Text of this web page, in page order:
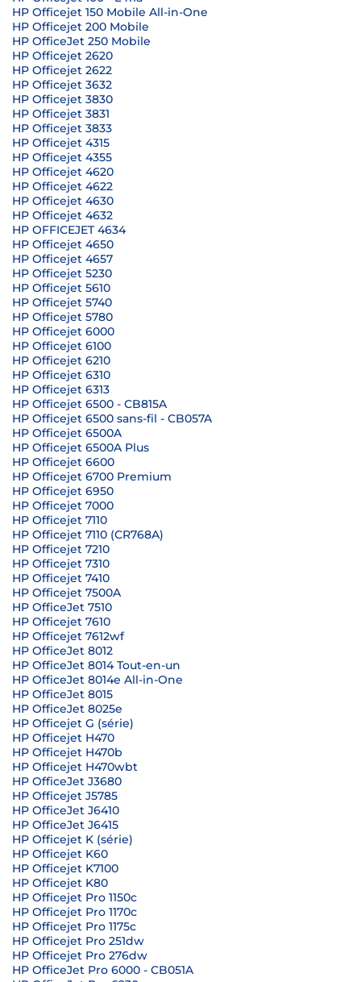
HP Officejet 150 Mobile All-in-One
HP Officejet 200 Mobile
HP OfficeJet 250 Mobile
HP Officejet 2620
HP Officejet 2622
HP Officejet 3632
HP Officejet 3830
HP Officejet 3831
HP Officejet 3833
HP Officejet 4315
HP Officejet 4355
HP Officejet 4620
HP Officejet 4622
HP Officejet 4630
HP Officejet 4632
HP OFFICEJET 4634
HP Officejet 4650
HP Officejet 4657
HP Officejet 5230
HP Officejet 5610
HP Officejet 5740
HP Officejet 5780
HP Officejet 6000
HP Officejet 6100
HP Officejet 6210
HP Officejet 6310
HP Officejet 6313
HP Officejet 6500 - CB815A
HP Officejet 6500 sans-fil - CB057A
HP Officejet 6500A
HP Officejet 6500A Plus
HP Officejet 6600
HP Officejet 6700 Premium
HP Officejet 6950
HP Officejet 7000
HP Officejet 7110
HP Officejet 7110 (CR768A)
HP Officejet 7210
HP Officejet 7310
HP Officejet 7410
HP Officejet 7500A
HP OfficeJet 7510
HP Officejet 7610
HP Officejet 7612wf
HP OfficeJet 8012
HP OfficeJet 8014 Tout-en-un
HP OfficeJet 8014e All-in-One
HP OfficeJet 8015
HP OfficeJet 8025e
HP Officejet G (série)
HP Officejet H470
HP Officejet H470b
HP Officejet H470wbt
HP OfficeJet J3680
HP Officejet J5785
HP OfficeJet J6410
HP OfficeJet J6415
HP Officejet K (série)
HP Officejet K60
HP Officejet K7100
HP Officejet K80
HP Officejet Pro 1150c
HP Officejet Pro 1170c
HP Officejet Pro 1175c
HP Officejet Pro 251dw
HP Officejet Pro 276dw
HP OfficeJet Pro 6000 - CB051A